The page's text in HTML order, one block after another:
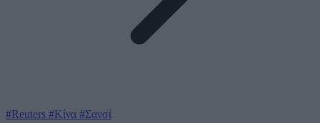
#Reuters #Κίνα #Σανσί